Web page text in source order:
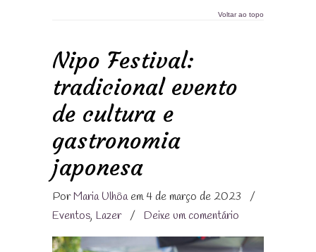
Voltar ao topo
Nipo Festival:
tradicional evento
de cultura e
gastronomia
japonesa
PorMaria Ulhôaem 4 de março de 2023
/
Eventos, Lazer / Deixe um comentário